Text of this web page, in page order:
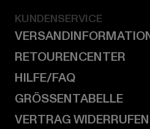
KUNDENSERVICE
RETOURENCENTER
HILFE/FAQ
GRÖSSENTABELLE
VERTRAG WIDERRUFEN